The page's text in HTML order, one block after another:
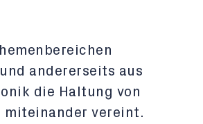
andererseits aus
die Haltung von
miteinander vereint.